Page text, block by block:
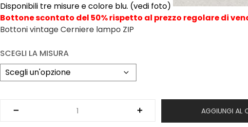
Disponibili tre misure e colore blu. (vedi foto)
Bottone scontato del 50% rispetto al prezzo regolare di
Bottoni vintageCerniere lampo ZIP
SCEGLI LA MISURA
AGGIUNGI AL